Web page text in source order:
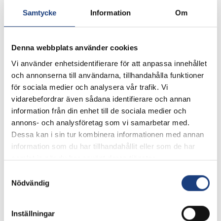
Samtycke Information Om
Denna webbplats använder cookies
Vi använder enhetsidentifierare för att anpassa innehållet
och annonserna till användarna, tillhandahålla funktioner
för sociala medier och analysera vår trafik. Vi
vidarebefordrar även sådana identifierare och annan
information från din enhet till de sociala medier och
annons- och analysföretag som vi samarbetar med.
Dessa kan i sin tur kombinera informationen med annan
information som du har tillhandahållit eller som de har
samlat in när du har använt deras tjänster.
Nödvändig
Inställningar
riksanläggningar
och Strömsholm utgör vi hästnäringens
hästsportens organisationer och har ett
gemensamt uppdrag att förse hästnäringen med
rätt kunskap och kompetens för branschens och
näringens fortsatta utveckling. Vår affärsidé är att
erbjuda utbildningar och kunskap för den
hästintresserade. Wången är en komplett tränings-
och tävlingsanläggning med ett stort antal
skolhästar.
På Wången finns:
brukshästkusk.
Folkhögskola